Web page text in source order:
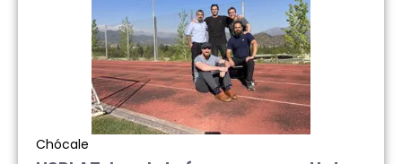
Chócale